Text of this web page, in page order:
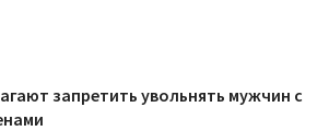
запретить увольнять мужчин с